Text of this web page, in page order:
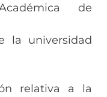
de
la universidad
relativa a la